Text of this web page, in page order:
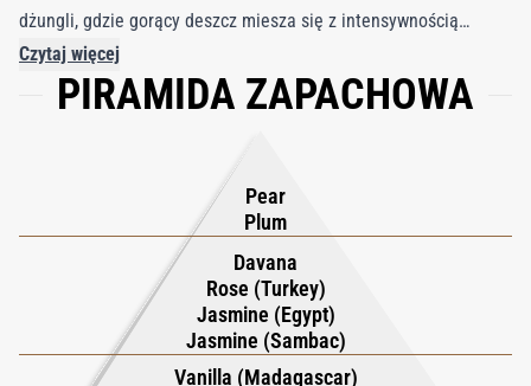
dżungli, gdzie gorący deszcz miesza się z intensywnością
drewna. Rezultatem jest królewska mieszanka zmysłowości i
elegancji, przywodząca na myśl luksusową aurę odległego,
Czytaj więcej
PIRAMIDA ZAPACHOWA
Pear
Plum
Davana
Rose (Turkey)
Jasmine (Egypt)
Jasmine (Sambac)
Vanilla (Madagascar)